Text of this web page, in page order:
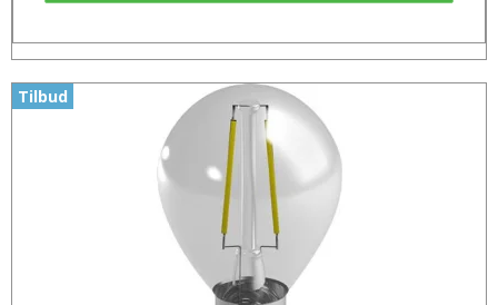
Tilbud